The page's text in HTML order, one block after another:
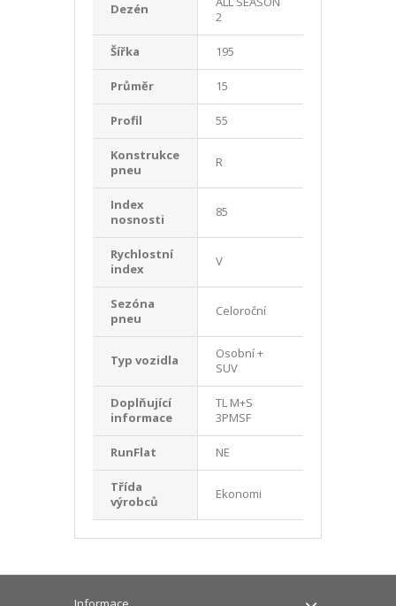
Dezén
2
Šířka 195
Průměr 15
Profil 55
Konstrukce
pneu
R
Index
nosnosti
85
Rychlostní
index
V
Sezóna
pneu
Celoroční
Typ vozidla
Osobní +
SUV
Doplňující
informace
TL M+S
3PMSF
RunFlat NE
Třída
výrobců
Ekonomi